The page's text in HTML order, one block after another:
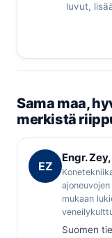
luvut,
Sama maa,
merkistä
EZ
Engr.
mukaan
Suomen